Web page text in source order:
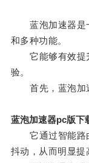
蓝泡加速器是一
和多种功能。
它能够有效提升
验。
首先，蓝泡加速
蓝泡加速器pc版下
它通过智能路由
抖动，从而明显提